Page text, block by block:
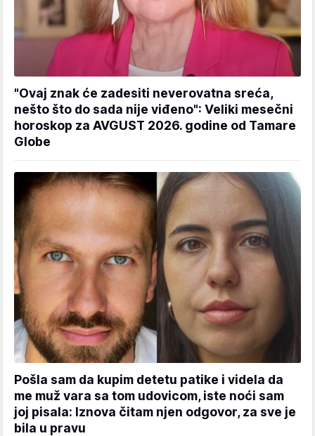
"Ovaj znak će zadesiti neverovatna sreća,
nešto što do sada nije viđeno": Veliki mesečni
horoskop za AVGUST 2026. godine od Tamare
Globe
Pošla sam da kupim detetu patike i videla da
me muž vara sa tom udovicom, iste noći sam
joj pisala: Iznova čitam njen odgovor, za sve je
bila u pravu